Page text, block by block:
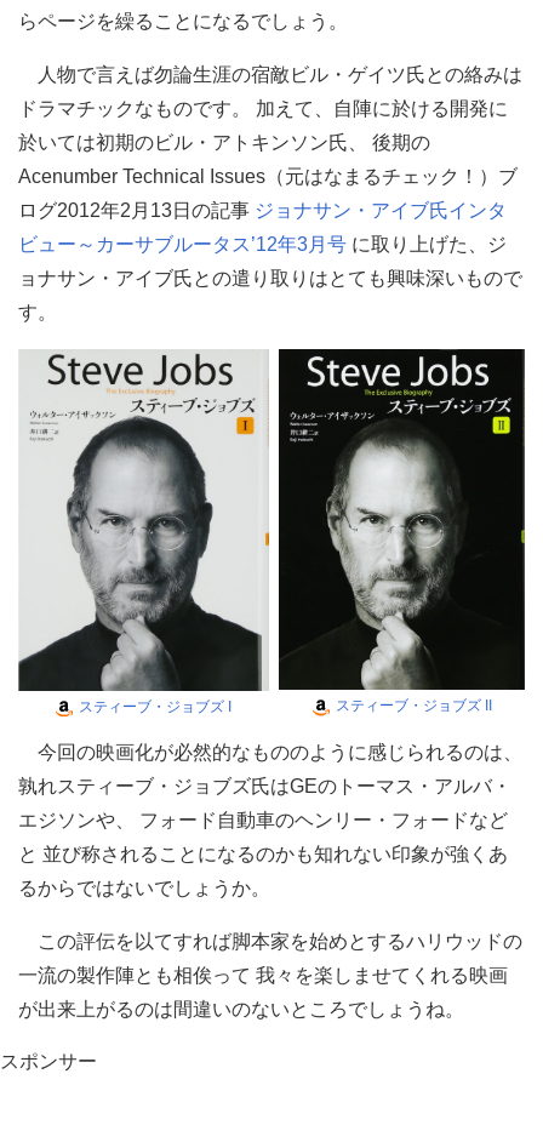
らページを繰ることになるでしょう。
人物で言えば勿論生涯の宿敵ビル・ゲイツ氏との絡みは
ドラマチックなものです。 加えて、自陣に於ける開発に
於いては初期のビル・アトキンソン氏、 後期の
Acenumber Technical Issues（元はなまるチェック！）ブ
ログ2012年2月13日の記事 ジョナサン・アイブ氏インタ
ビュー～カーサブルータス’12年3月号 に取り上げた、ジ
ョナサン・アイブ氏との遣り取りはとても興味深いもので
す。
スティーブ・ジョブズ I スティーブ・ジョブズ II
今回の映画化が必然的なもののように感じられるのは、
孰れスティーブ・ジョブズ氏はGEのトーマス・アルバ・
エジソンや、 フォード自動車のヘンリー・フォードなど
と 並び称されることになるのかも知れない印象が強くあ
るからではないでしょうか。
この評伝を以てすれば脚本家を始めとするハリウッドの
一流の製作陣とも相俟って 我々を楽しませてくれる映画
が出来上がるのは間違いのないところでしょうね。
スポンサー